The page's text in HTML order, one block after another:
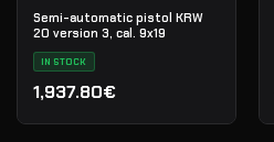
Semi-automatic pistol KRW
20 version 3, cal. 9x19
IN STOCK
1,937.80€